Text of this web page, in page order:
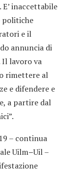
inaccettabile
politiche
e il
annuncia di
lavoro va
rimettere al
e difendere e
a partire dal
– continua
Uilm–Uil –